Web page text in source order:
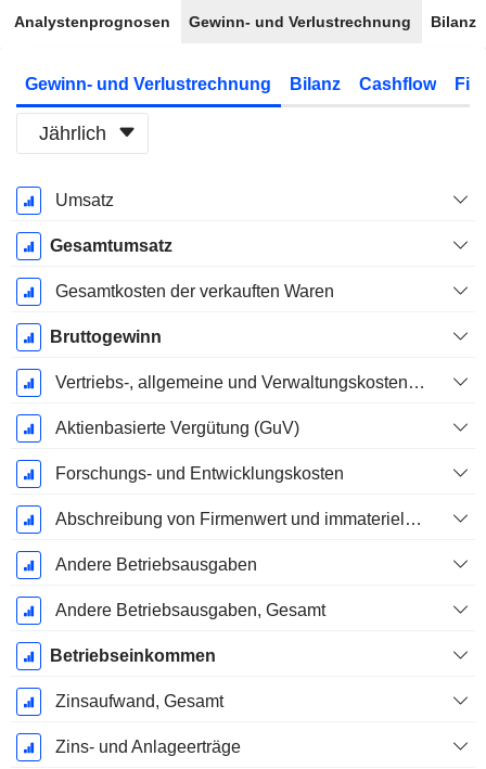
Analystenprognosen Gewinn- und Verlustrechnung Bilanz
Gewinn- und Verlustrechnung Bilanz Cashflow
Jährlich
Ende d.
Geschäftsjahres:
Dezember
Umsatz
Gesamtumsatz
Gesamtkosten der verkauften Waren
Bruttogewinn
Vertriebs-, allgemeine und Verwaltungskosten, Gesamt
Aktienbasierte Vergütung (GuV)
Forschungs- und Entwicklungskosten
Abschreibung von Firmenwert und immateriellen Vermögenswerten - (GuV)
Andere Betriebsausgaben
Andere Betriebsausgaben, Gesamt
Betriebseinkommen
Zinsaufwand, Gesamt
Zins- und Anlageerträge